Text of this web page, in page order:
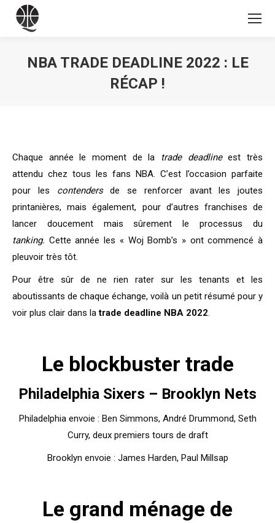
NBA TRADE DEADLINE 2022 : LE
RÉCAP !
Chaque année le moment de la trade deadlineest très
attendu chez tous les fans NBA. C’est l’occasion parfaite
pour les contendersde se renforcer avant les joutes
printanières, mais également, pour d’autres franchises de
lancer doucement mais sûrement le processus du
tanking. Cette année les « Woj Bomb’s » ont commencé à
pleuvoir très tôt.
Pour être sûr de ne rien rater sur les tenants et les
aboutissants de chaque échange, voilà un petit résumé pour y
voir plus clair dans latrade deadline NBA 2022.
Le blockbuster trade
Philadelphia Sixers – Brooklyn Nets
Philadelphia envoie : Ben Simmons, André Drummond, Seth
Curry, deux premiers tours de draft
Brooklyn envoie : James Harden, Paul Millsap
Le grand ménage de